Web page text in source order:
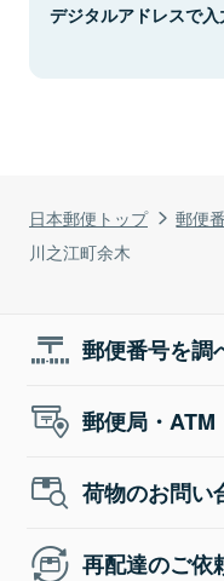
日本郵便トップ 郵便
川之江町余木
デジタルアドレスで入
郵便番号を調
郵便局・
荷物のお問い
再配達のご依